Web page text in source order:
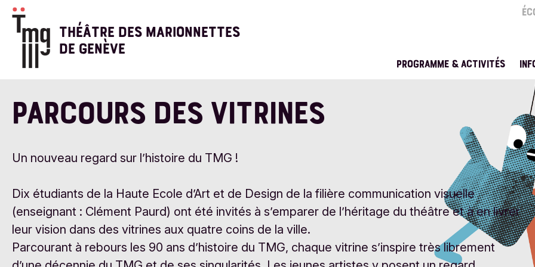
Aller
contenu
THÉÂTRE DES MARIONNETTES
DE GENÈVE
PROGRAMME & ACTIVITÉS
PARCOURS DES VITRINES
Un nouveau regard sur l’histoire du TMG !
Dix étudiants de la Haute Ecole d’Art et de Design de la filière communication visuelle
(enseignant : Clément Paurd) ont été invités à s’emparer de l’héritage du théâtre et à en livrer
leur vision dans des vitrines aux quatre coins de la ville.
Parcourant à rebours les 90 ans d’histoire du TMG, chaque vitrine s’inspire très librement